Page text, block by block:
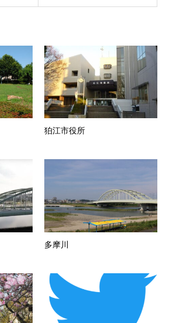
狛江市役所
多摩川